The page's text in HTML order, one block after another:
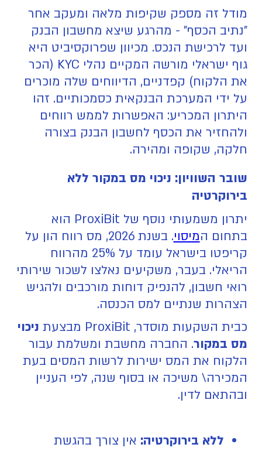
מודל זה מספק שקיפות מלאה ומעקב אחר
"נתיב הכסף" - מהרגע שיצא מחשבון הבנק
ועד לרכישת הנכס. מכיוון שפרוקסיביט היא
גוף ישראלי מורשה המקיים נהלי KYC (הכר
את הלקוח) קפדניים, הדיווחים שלה מוכרים
על ידי המערכת הבנקאית כסמכותיים. זהו
היתרון המכריע: האפשרות לממש רווחים
ולהחזיר את הכסף לחשבון הבנק בצורה
חלקה, שקופה ומהירה.
שובר השוויון: ניכוי מס במקור ללא
בירוקרטיה
יתרון משמעותי נוסף של ProxiBit הוא
בתחום המיסוי
. בשנת 2026, מס רווח הון על
קריפטו בישראל עומד על 25% מהרווח
הריאלי. בעבר, משקיעים נאלצו לשכור שירותי
רואי חשבון, להנפיק דוחות מורכבים ולהגיש
הצהרות שנתיים למס הכנסה.
כבית השקעות מוסדר, ProxiBit מבצעת
ניכוי
מס במקור. החברה מחשבת ומשלמת עבור
הלקוח את המס ישירות לרשות המסים בעת
המכירה\ משיכה או בסוף שנה, לפי העניין
ובהתאם לדין.
ללא בירוקרטיה: אין צורך בהגשת